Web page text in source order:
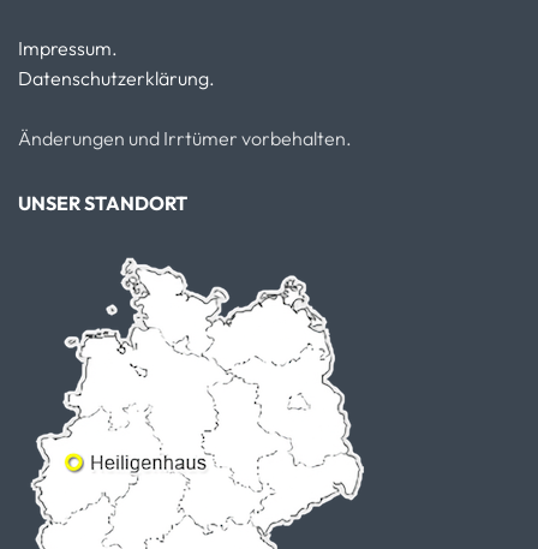
Impressum.
Datenschutzerklärung.
Änderungen und Irrtümer vorbehalten.
UNSER STANDORT